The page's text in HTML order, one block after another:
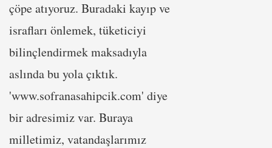
çöpe atıyoruz. Buradaki kayıp ve
israfları önlemek, tüketiciyi
bilinçlendirmek maksadıyla
aslında bu yola çıktık.
'www.sofranasahipcik.com' diye
bir adresimiz var. Buraya
milletimiz, vatandaşlarımız